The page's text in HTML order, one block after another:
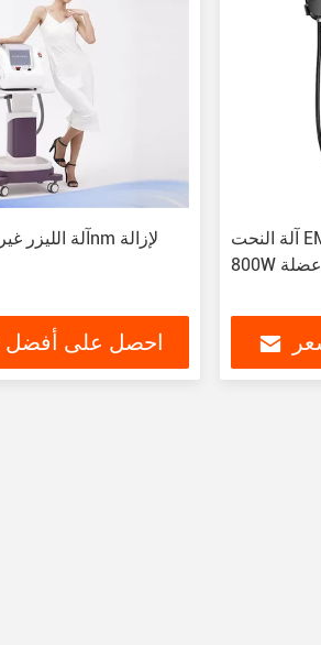
احصل على أفضل
آلة النحت EMS غير الغازية عالية التردد